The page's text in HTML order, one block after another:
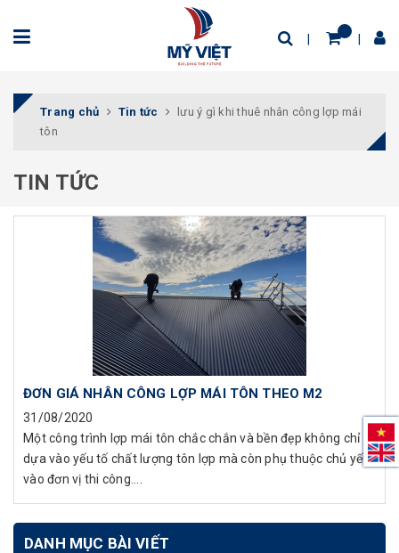
Trang chủ Tin tức
lưu ý gì khi thuê nhân công lợp mái
tôn
TIN TỨC
ĐƠN GIÁ NHÂN CÔNG LỢP MÁI TÔN THEO M2
31/08/2020
Một công trình lợp mái tôn chắc chắn và bền đẹp không chỉ
dựa vào yếu tố chất lượng tôn lợp mà còn phụ thuộc chủ yếu
vào đơn vị thi công....
DANH MỤC BÀI VIẾT